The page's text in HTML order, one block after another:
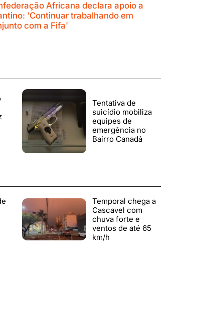
Africana declara apoio a
'Continuar trabalhando em
com a Fifa'
Tentativa de
suicídio mobiliza
equipes de
emergência no
Bairro Canadá
Temporal chega a
Cascavel com
chuva forte e
ventos de até 65
km/h